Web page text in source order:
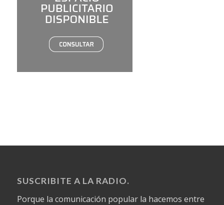
SUSCRIBITE A LA RADIO.
Porque la comunicación popular la hacemos entre